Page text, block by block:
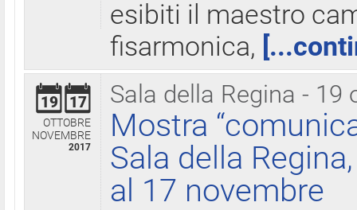
esibiti il maestro
fisarmonica,
Sala della Regina - 19
19 17
OTTOBRE
NOVEMBRE
2017
Mostra
Sala della
al 17 novembre